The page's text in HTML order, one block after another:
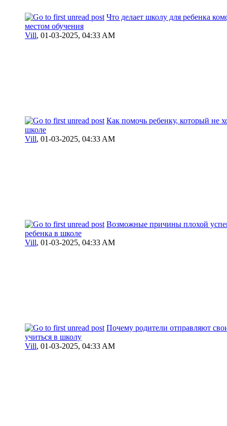
Что делает школу для ребенка
местом обучения
Vill, 01-03-2025, 04:33 AM
Как помочь ребенку, который не
школе
Vill, 01-03-2025, 04:33 AM
Возможные причины плохой
ребенка в школе
Vill, 01-03-2025, 04:33 AM
Почему родители отправляют
учиться в школу
Vill, 01-03-2025, 04:33 AM